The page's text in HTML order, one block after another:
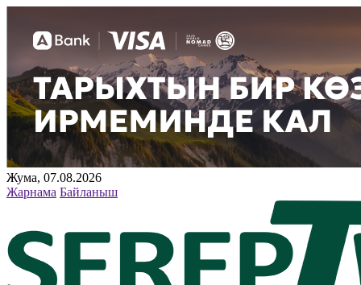
Жума, 07.08.2026
Жарнама Байланыш